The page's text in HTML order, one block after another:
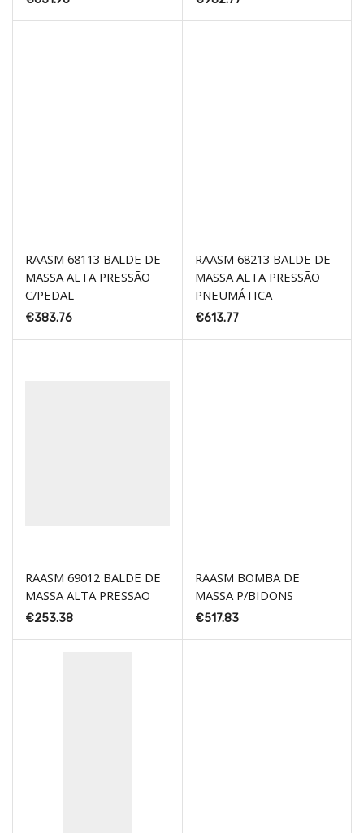
RAASM 68113 BALDE DE
MASSA ALTA PRESSÃO
C/PEDAL
€383.76
RAASM 68213 BALDE DE
MASSA ALTA PRESSÃO
PNEUMÁTICA
€613.77
RAASM 69012 BALDE DE
MASSA ALTA PRESSÃO
€253.38
RAASM BOMBA DE
MASSA P/BIDONS
€517.83